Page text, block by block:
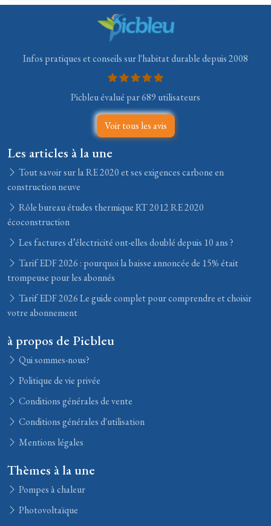
Infos pratiques et conseils sur l'habitat durable depuis 2008
Picbleu évalué par 689 utilisateurs
Voir tous les avis
Les articles à la une
Tout savoir sur la RE 2020 et ses exigences carbone en
construction neuve
Rôle bureau études thermique RT 2012 RE 2020
écoconstruction
Les factures d’électricité ont-elles doublé depuis 10 ans ?
Tarif EDF 2026 : pourquoi la baisse annoncée de 15% était
trompeuse pour les abonnés
Tarif EDF 2026 Le guide complet pour comprendre et choisir
votre abonnement
à propos de Picbleu
Qui sommes-nous?
Politique de vie privée
Conditions générales de vente
Conditions générales d'utilisation
Mentions légales
Thèmes à la une
Pompes à chaleur
Photovoltaïque